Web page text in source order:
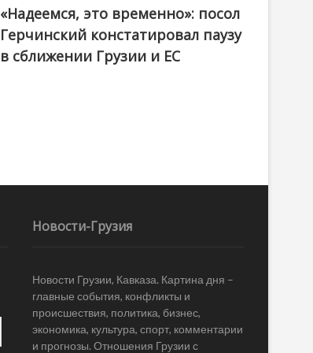
«Надеемся, это временно»: посол
Герчинский констатировал паузу
в сближении Грузии и ЕС
Новости-Грузия
Новости Грузии, Кавказа. Картина дня –
главные события, конфликты и
происшествия, политика, бизнес,
экономика, культура, спорт, комментарии
и прогнозы. Отношения Грузии с